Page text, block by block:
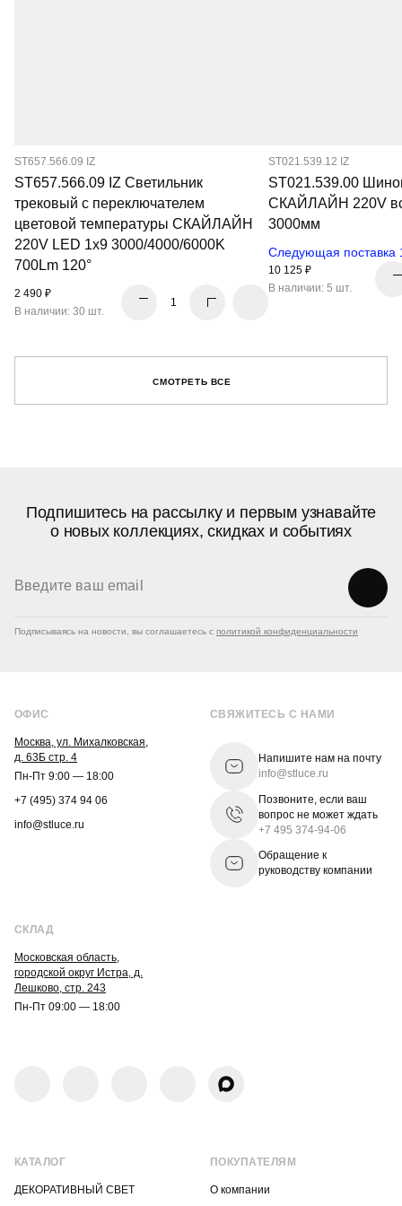
ST657.566.09 IZ
ST657.566.09 IZ Светильник
трековый с переключателем
цветовой температуры СКАЙЛАЙН
220V LED 1x9 3000/4000/6000K
700Lm 120°
2 490 ₽
В наличии: 30 шт.
ST021.539.12 IZ
ST021.539.00
СКАЙЛАЙН 220V
3000мм
Следующая поставка
10 125 ₽
В наличии: 5 шт.
СМОТРЕТЬ ВСЕ
Подпишитесь на рассылку и первым узнавайте
о новых коллекциях, скидках и событиях
Подписываясь на новости, вы соглашаетесь с политикой конфиденциальности
ОФИС
Москва, ул. Михалковская,
д. 63Б стр. 4
Пн-Пт 9:00 — 18:00
+7 (495) 374 94 06
info@stluce.ru
СВЯЖИТЕСЬ С НАМИ
Напишите нам на почту
info@stluce.ru
Позвоните, если ваш
вопрос не может ждать
+7 495 374-94-06
Обращение к
руководству компании
СКЛАД
Московская область,
городской округ Истра, д.
Лешково, стр. 243
Пн-Пт 09:00 — 18:00
КАТАЛОГ
ДЕКОРАТИВНЫЙ СВЕТ
ПОКУПАТЕЛЯМ
О компании